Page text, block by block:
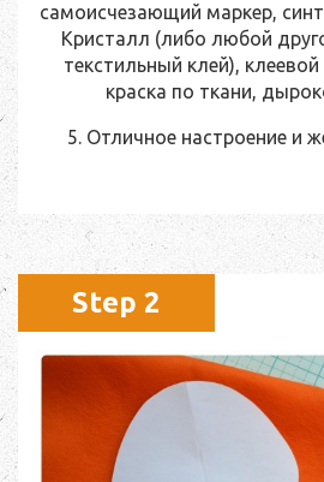
самоисчезающий маркер,
Кристалл (либо любой
текстильный клей),
краска по ткани,
5. Отличное настроение и
Step 2